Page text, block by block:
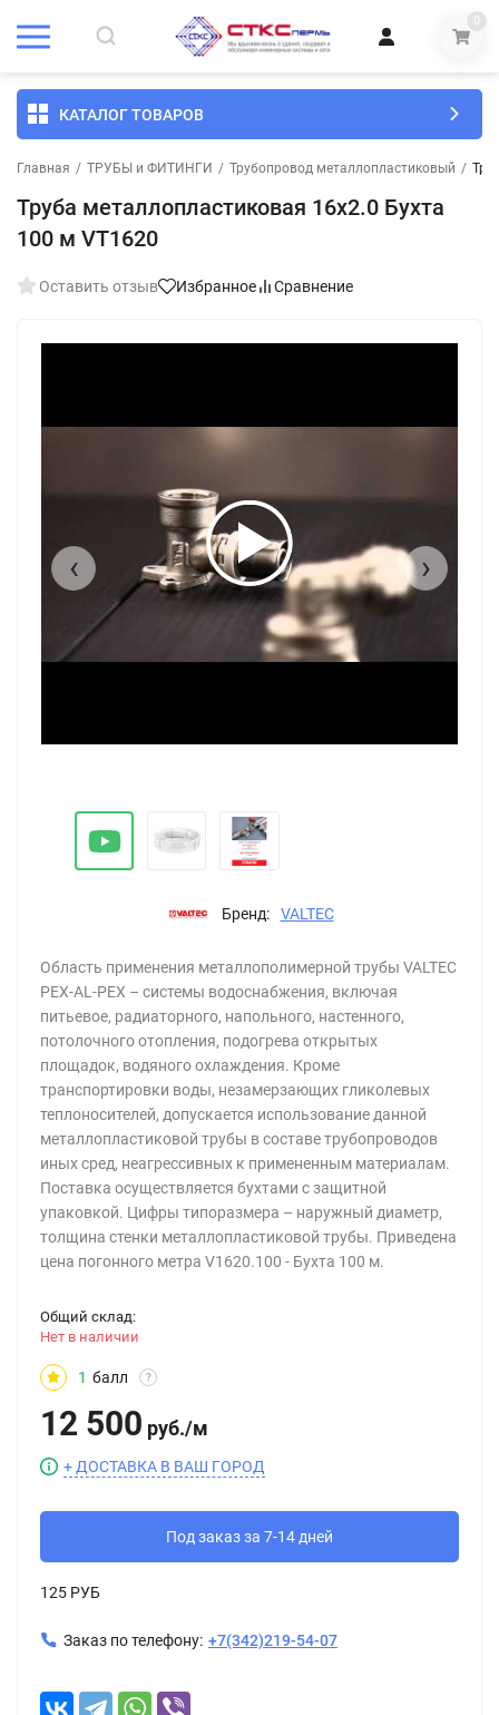
0
КАТАЛОГ ТОВАРОВ
Главная / ТРУБЫ и ФИТИНГИ / Трубопровод металлопластиковый /
Труба металлопластиковая 16х2.0 Бухта
100 м VT1620
Оставить отзыв Избранное Сравнение
‹ ›
Бренд: VALTEC
Область применения металлополимерной трубы VALTEC
PEX-AL-PEX – системы водоснабжения, включая
питьевое, радиаторного, напольного, настенного,
потолочного отопления, подогрева открытых
площадок, водяного охлаждения. Кроме
транспортировки воды, незамерзающих гликолевых
теплоносителей, допускается использование данной
металлопластиковой трубы в составе трубопроводов
иных сред, неагрессивных к примененным материалам.
Поставка осуществляется бухтами с защитной
упаковкой. Цифры типоразмера – наружный диаметр,
толщина стенки металлопластиковой трубы. Приведена
цена погонного метра V1620.100 - Бухта 100 м.
Общий склад:
Нет в наличии
1 балл ?
12 500 руб./м
+ ДОСТАВКА В ВАШ ГОРОД
Под заказ за 7-14 дней
125 РУБ
Заказ по телефону: +7(342)219-54-07